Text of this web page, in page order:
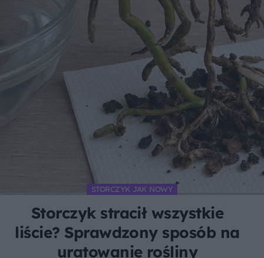
STORCZYK JAK NOWY
Storczyk stracił wszystkie
liście? Sprawdzony sposób na
uratowanie rośliny